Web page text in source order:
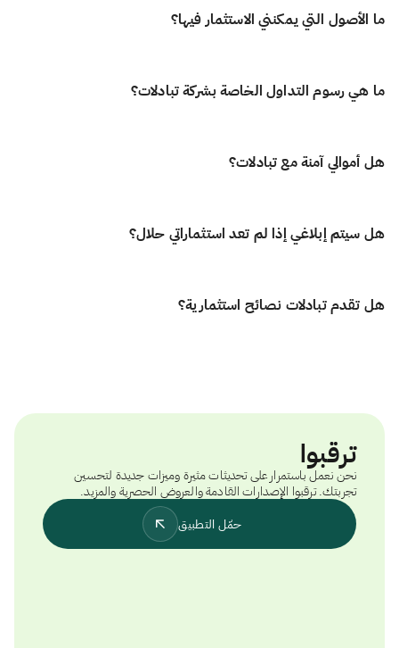
الزكاة ركن أساسي في الإسلام، لكن الكثير من المنصات لا توفر أدوات تساعد
المستثمرين على حسابها بدقة. نحن ندرك صعوبة حساب الزكاة عبر تنوّع الأصول
الاستثمارية أو لديك خبرة طويلة، نمنحك الوضوح والثقة لأداء واجبك الشرعي بكل
بساطة.
ما الأصول التي يمكنني الاستثمار فيها؟
تخطط تبادُلات لمنحك وصولًا إلى آلاف الأسهم وصناديق الاستثمار المتداولة
المتوافقة مع الشريعة عبر الأسواق العالمية، بما في ذلك الولايات المتحدة وكندا
بحيث تستثمر بثقة وطمأنينة في كل خطوة.
ما هي رسوم التداول الخاصة بشركة تبادلات؟
نحن في تبادلات نؤمن بأن الاستثمار يجب أن يكون عادلاً، شفافًا، وسهل الوصول
للجميع. لذلك، نفرض صفر رسوم تداول على الأسهم الأمريكية، بدون عمولات
بالكامل من أجلك.
هل أموالي آمنة مع تبادلات؟
نعم! أموالك ستكون آمنة معنا. نحن نحفظ الأموال في بنوك دولية رائدة بحسابات
خالية من الفوائد، لضمان حمايتها بالكامل وامتثالها للشريعة، على عكس بعض
هل سيتم إبلاغي إذا لم تعد استثماراتي حلال؟
بالتأكيد! الامتثال للشريعة هو في صميم كل ما نقوم به. نحن نراقب باستمرار جميع
الأسهم وصناديق الاستثمار المتداولة ونقدم تصنيفًا شاملاً للحلال. إذا لم يعد
هل تقدم تبادلات نصائح استثمارية؟
ترقبوا
نحن نعمل باستمرار على تحديثات مثيرة وميزات جديدة لتحسين
تجربتك. ترقبوا الإصدارات القادمة والعروض الحصرية والمزيد.
حمّل التطبيق